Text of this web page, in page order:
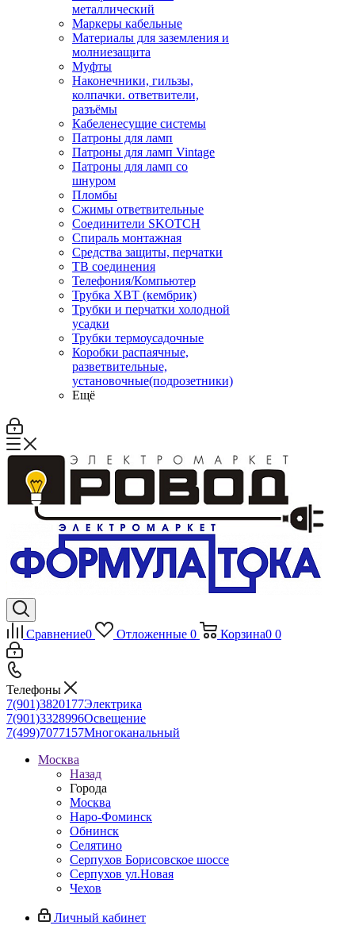
металлический
Маркеры кабельные
Материалы для заземления и
молниезащита
Муфты
Наконечники, гильзы,
колпачки. ответвители,
разъёмы
Кабеленесущие системы
Патроны для ламп
Патроны для ламп Vintage
Патроны для ламп со
шнуром
Пломбы
Сжимы ответвительные
Соединители SKOTCH
Спираль монтажная
Средства защиты, перчатки
ТВ соединения
Телефония/Компьютер
Трубка ХВТ (кембрик)
Трубки и перчатки холодной
усадки
Трубки термоусадочные
Коробки распаячные,
разветвительные,
установочные(подрозетники)
Ещё
Сравнение0 Отложенные 0 Корзина0 0
Телефоны
7(901)3820177Электрика
7(901)3328996Освещение
7(499)7077157Многоканальный
Москва
Назад
Города
Москва
Наро-Фоминск
Обнинск
Селятино
Серпухов Борисовское шоссе
Серпухов ул.Новая
Чехов
Личный кабинет